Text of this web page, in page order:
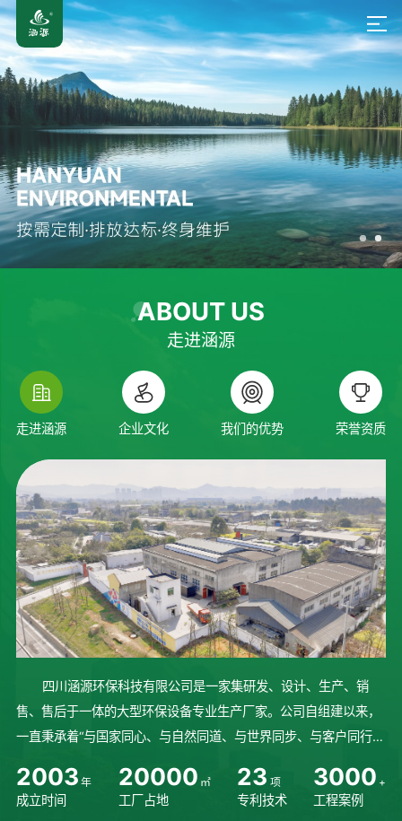
ABOUT US
走进涵源
走进涵源 企业文化 我们的优势 荣誉资质
四川涵源环保科技有限公司是一家集研发、设计、生产、销
售、售后于一体的大型环保设备专业生产厂家。公司自组建以来，
一直秉承着“与国家同心、与自然同道、与世界同步、与客户同行”
术，完善设备生产制造流程...
2003 年
成立时间
20000 ㎡
工厂占地
23 项
专利技术
3000 +
工程案例